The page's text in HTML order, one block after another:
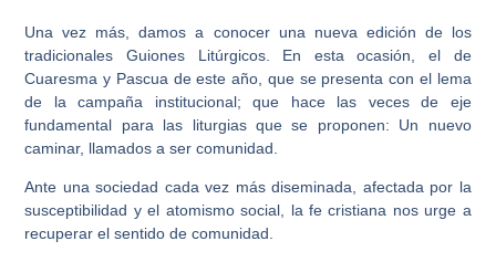
Una vez más, damos a conocer una nueva edición de los
tradicionales Guiones Litúrgicos. En esta ocasión, el de
Cuaresma y Pascua de este año, que se presenta con el lema
de la campaña institucional; que hace las veces de eje
fundamental para las liturgias que se proponen: Un nuevo
caminar, llamados a ser comunidad.
Ante una sociedad cada vez más diseminada, afectada por la
susceptibilidad y el atomismo social, la fe cristiana nos urge a
recuperar el sentido de comunidad.